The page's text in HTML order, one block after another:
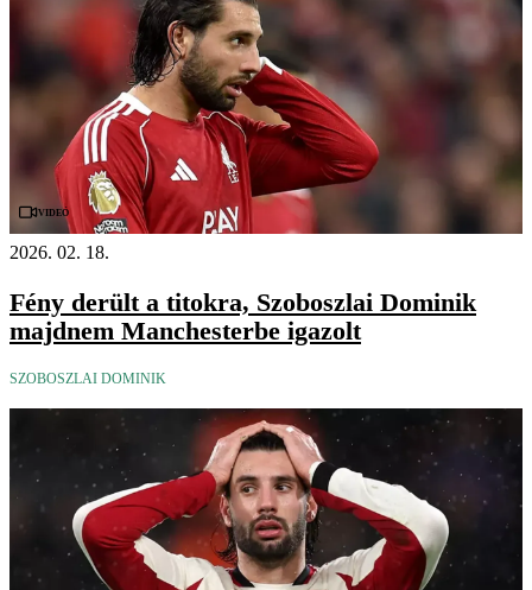
Videó
2026. 02. 18.
Fény derült a titokra, Szoboszlai Dominik
majdnem Manchesterbe igazolt
SZOBOSZLAI DOMINIK